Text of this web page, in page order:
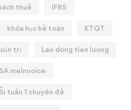
thuế IFRS
khóa học kế toán KTQT
trị Lao dong tien luong
meInvoice
tuần 1 chuyên đề